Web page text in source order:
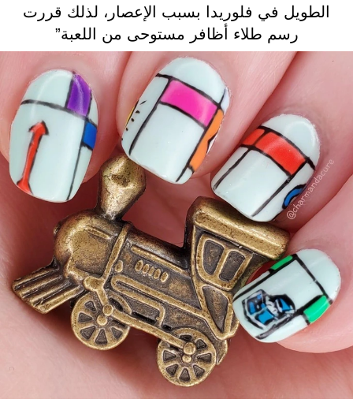
الطويل في فلوريدا بسبب الإعصار، لذلك قررت
رسم طلاء أظافر مستوحى من اللعبة”